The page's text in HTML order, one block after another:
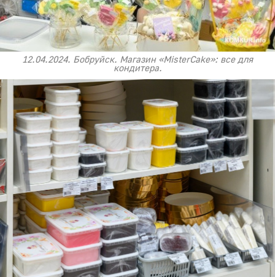
12.04.2024. Бобруйск. Магазин «MisterCake»: все для
кондитера.